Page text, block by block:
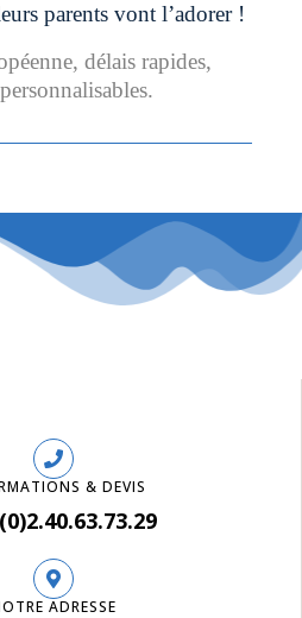
parents vont l’adorer !
délais rapides,
& DEVIS
ADRESSE